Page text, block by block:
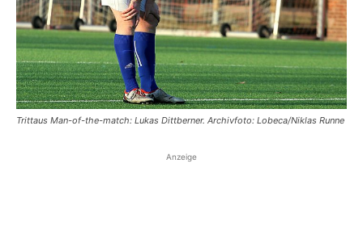
Trittaus Man-of-the-match: Lukas Dittberner. Archivfoto: Lobeca/Niklas Runne
Anzeige